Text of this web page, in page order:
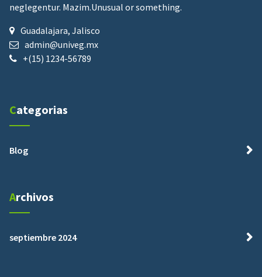
neglegentur. Mazim.Unusual or something.
Guadalajara, Jalisco
admin@univeg.mx
+(15) 1234-56789
Categorias
Blog
Archivos
septiembre 2024